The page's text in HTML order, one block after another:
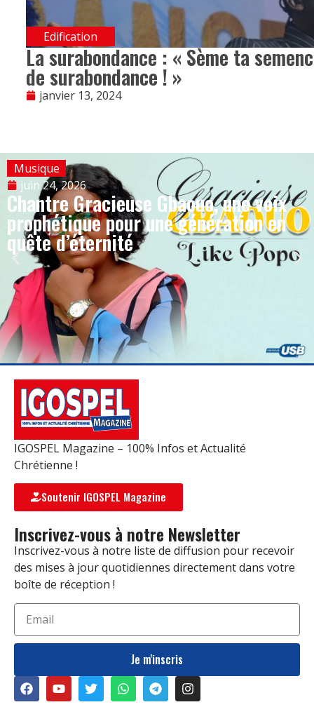
Edification
La surabondance : « Sème ta
de surabondance ! »
janvier 13, 2024
Musique
juin 24, 2026
Chantre Gracieuse Gbaouo, une voix
prophétique pour une génération en
quête d’éternité
IGOSPEL Magazine – 100% Infos et Actualité
Chrétienne !
Soutenir IGOSPEL Magazine
Inscrivez-vous à notre Newsletter
Inscrivez-vous à notre liste de diffusion pour recevoir
des mises à jour quotidiennes directement dans votre
boîte de réception !
Je m'inscris